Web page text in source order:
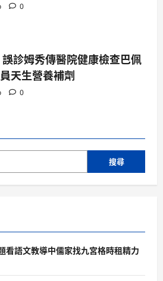
0
診姆秀傳醫院健康檢查巴佩
天生營養補劑
0
搜尋
看語文教導中儒家找九宮格時租精力